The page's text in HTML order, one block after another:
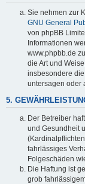
Sie nehmen zur
GNU General
von phpBB
Informationen
www.phpbb.de
die Art und
insbesondere
untersagen oder
5.
Der Betreiber
und Gesundheit
fahrlässiges
Folgeschäden
Die Haftung ist
grob